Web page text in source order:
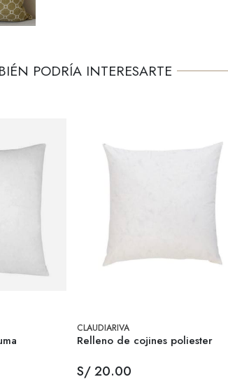
PODRÍA INTERESARTE
CLAUDIARIVA
Relleno de cojines poliester
S/ 20.00